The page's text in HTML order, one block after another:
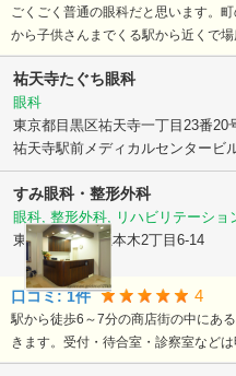
ごくごく普通の眼科だと思います。
から子供さんまでくる駅から近くで
祐天寺たぐち眼科
眼科
東京都目黒区祐天寺一丁目23番20
祐天寺駅前メディカルセンタービ
すみ眼科・整形外科
眼科, 整形外科, リハビリテーショ
東京都目黒区五本木2丁目6-14
口コミ:1件 4
駅から徒歩6～7分の商店街の中にあ
きます。受付・待合室・診察室など